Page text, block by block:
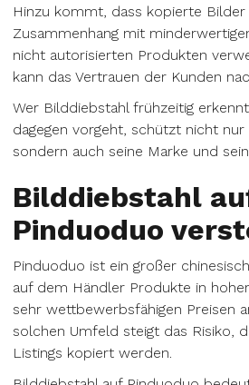
Hinzu kommt, dass kopierte Bilder
Zusammenhang mit
nicht autorisierten Produkten
kann das Vertrauen der Kunden
Wer Bilddiebstahl frühzeitig
dagegen vorgeht, schützt nicht nur
sondern auch seine Marke und
Bilddiebstahl
Pinduoduo
Pinduoduo ist ein großer
auf dem Händler Produkte in
sehr wettbewerbsfähigen Preisen
solchen Umfeld steigt das Risiko,
Listings kopiert werden.